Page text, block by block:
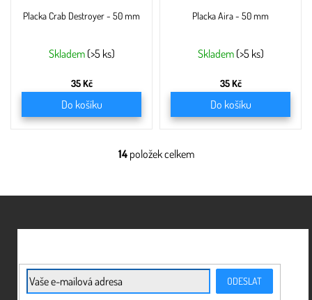
Placka Crab Destroyer - 50 mm
Skladem (>5 ks)
35 Kč
Do košíku
Placka Aira - 50 mm
Skladem (>5 ks)
35 Kč
Do košíku
O
á
a
p
v
14položek celkem
E-mail ODESLAT